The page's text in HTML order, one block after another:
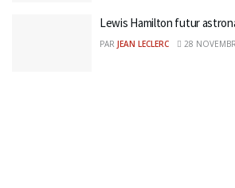
Lewis Hamilton futur
PAR JEAN LECLERC 28